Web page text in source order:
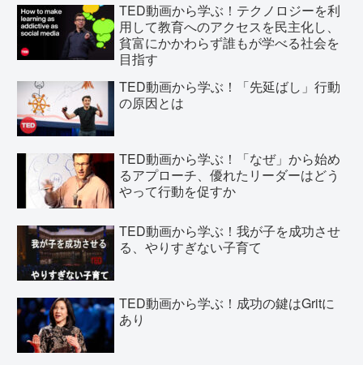
TED動画から学ぶ！テクノロジーを利
用して教育へのアクセスを民主化し、
貧富にかかわらず誰もが学べる社会を
目指す
TED動画から学ぶ！「先延ばし」行動
の原因とは
TED動画から学ぶ！「なぜ」から始め
るアプローチ、優れたリーダーはどう
やって行動を促すか
TED動画から学ぶ！我が子を成功させ
る、やりすぎない子育て
TED動画から学ぶ！成功の鍵はGritに
あり